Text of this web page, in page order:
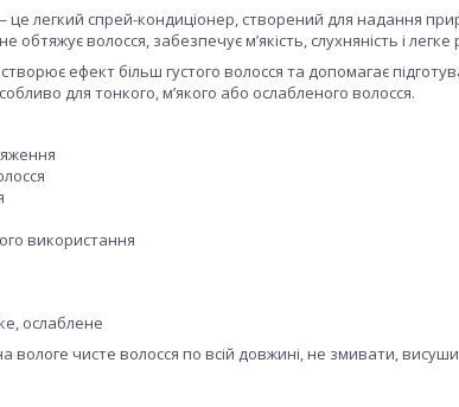
легкий спрей-кондиціонер, створений для надання
обтяжує волосся, забезпечує м’якість, слухняність і легке
ефект більш густого волосся та допомагає
для тонкого, м’якого або ослабленого волосся.
використання
ослаблене
вологе чисте волосся по всій довжині, не змивати,